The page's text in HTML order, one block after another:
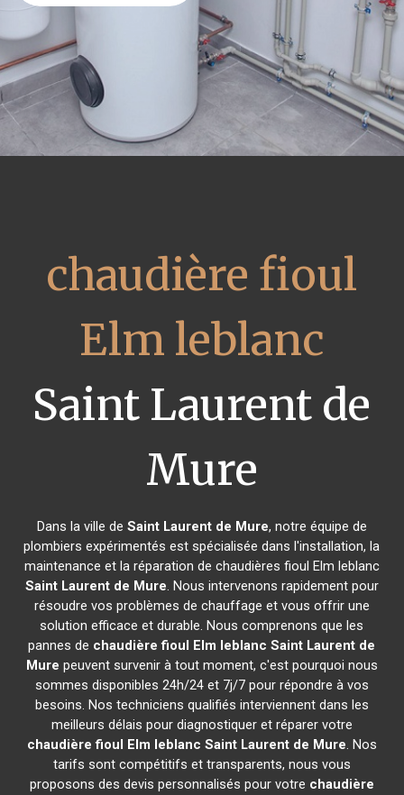
chaudière fioul
Elm leblanc
Saint Laurent de
Mure
Dans la ville de Saint Laurent de Mure, notre équipe de
plombiers expérimentés est spécialisée dans l'installation, la
maintenance et la réparation de chaudières fioul Elm leblanc
Saint Laurent de Mure. Nous intervenons rapidement pour
résoudre vos problèmes de chauffage et vous offrir une
solution efficace et durable. Nous comprenons que les
pannes de chaudière fioul Elm leblanc Saint Laurent de
Mure peuvent survenir à tout moment, c'est pourquoi nous
sommes disponibles 24h/24 et 7j/7 pour répondre à vos
besoins. Nos techniciens qualifiés interviennent dans les
meilleurs délais pour diagnostiquer et réparer votre
chaudière fioul Elm leblanc Saint Laurent de Mure. Nos
tarifs sont compétitifs et transparents, nous vous
proposons des devis personnalisés pour votre chaudière